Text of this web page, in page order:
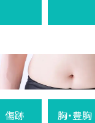
傷跡 胸・豊胸